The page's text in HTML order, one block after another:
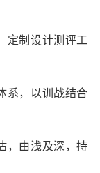
定制设计测评工
系，以训战结合
，由浅及深，持